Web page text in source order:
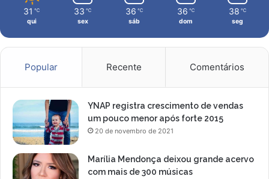
n
n
31 ℃
qui
33 ℃
sex
36 ℃
sáb
36 ℃
dom
38 ℃
seg
Popular Recente Comentários
YNAP registra crescimento de vendas
um pouco menor após forte 2015
20 de novembro de 2021
Marília Mendonça deixou grande acervo
com mais de 300 músicas